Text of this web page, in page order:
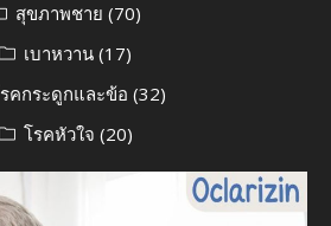
สุขภาพชาย (70)
เบาหวาน (17)
คกระดูกและข้อ (32)
โรคหัวใจ (20)